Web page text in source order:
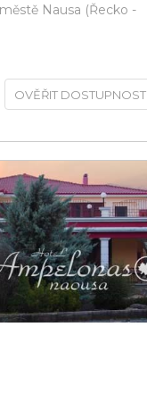
Nausa (Řecko -
OVĚŘIT DOSTUPNOST